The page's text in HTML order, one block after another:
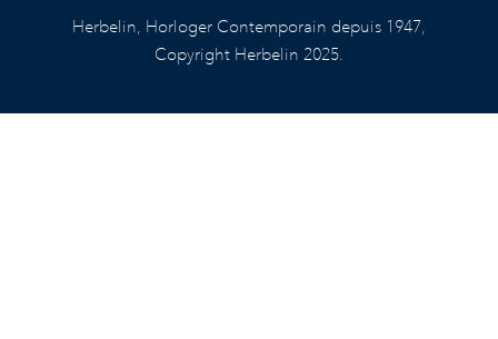
Herbelin, Horloger Contemporain depuis 1947,
Copyright Herbelin 2025.